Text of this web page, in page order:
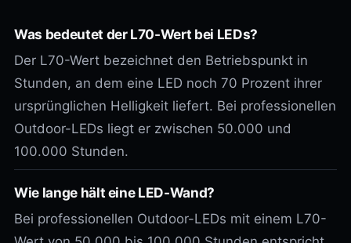
Was bedeutet der L70-Wert bei LEDs?
Der L70-Wert bezeichnet den Betriebspunkt in
Stunden, an dem eine LED noch 70 Prozent ihrer
ursprünglichen Helligkeit liefert. Bei professionellen
Outdoor-LEDs liegt er zwischen 50.000 und
100.000 Stunden.
Wie lange hält eine LED-Wand?
Bei professionellen Outdoor-LEDs mit einem L70-